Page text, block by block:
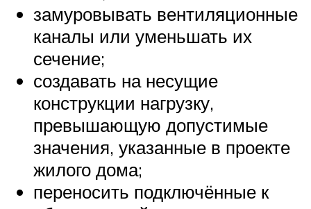
замуровывать вентиляционные
каналы или уменьшать их
сечение;
создавать на несущие
конструкции нагрузку,
превышающую допустимые
значения, указанные в проекте
жилого дома;
переносить подключённые к